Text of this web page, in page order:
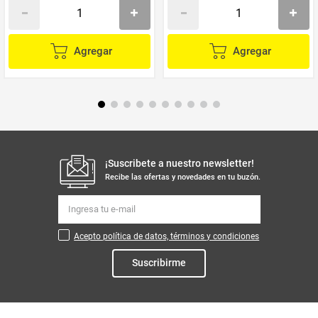
Agregar Agregar
¡Suscribete a nuestro newsletter!
Recibe las ofertas y novedades en tu buzón.
Acepto política de datos, términos y condiciones
Suscribirme